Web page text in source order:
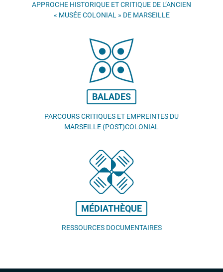
APPROCHE HISTORIQUE ET CRITIQUE DE L’ANCIEN
« MUSÉE COLONIAL » DE MARSEILLE
BALADES
PARCOURS CRITIQUES ET EMPREINTES DU
MARSEILLE (POST)COLONIAL
MÉDIATHÈQUE
RESSOURCES DOCUMENTAIRES